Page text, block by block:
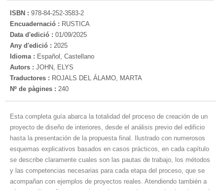
ISBN : 978-84-252-3583-2
Encuadernació : RUSTICA
Data d'edició : 01/09/2025
Any d'edició : 2025
Idioma : Español, Castellano
Autors : JOHN, ELYS
Traductores : ROJALS DEL ÁLAMO, MARTA
Nº de pàgines : 240
Esta completa guía abarca la totalidad del proceso de creación de un
proyecto de diseño de interiores, desde el análisis previo del edificio
hasta la presentación de la propuesta final. Ilustrado con numerosos
esquemas explicativos basados en casos prácticos, en cada capítulo
se describe claramente cuales son las pautas de trabajo, los métodos
y las competencias necesarias para cada etapa del proceso, que se
acompañan con ejemplos de proyectos reales. Atendiendo también a